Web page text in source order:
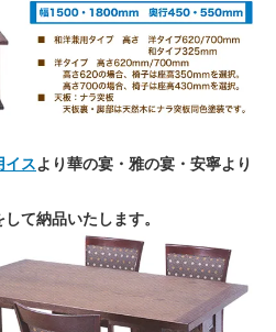
イスより華の宴・雅の宴・安寧より
て納品いたします。